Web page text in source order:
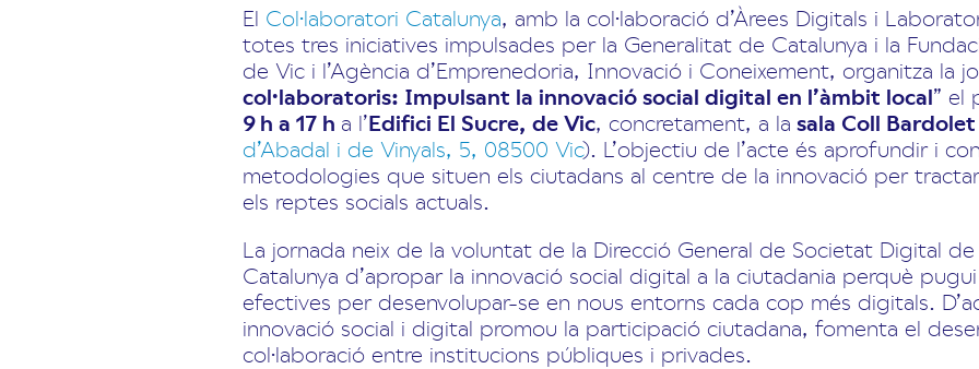
El Col·laboratori Catalunya, amb la col·laboració d’Àrees Digitals i
totes tres iniciatives impulsades per la Generalitat de Catalunya i la
de Vic i l’Agència d’Emprenedoria, Innovació i Coneixement, organitza la
col·laboratoris: Impulsant la innovació social digital en l’àmbit local” el
9 h a 17 h a l’Edifici El Sucre, de Vic, concretament, a la sala Coll Bardolet
d’Abadal i de Vinyals, 5, 08500 Vic). L’objectiu de l’acte és aprofundir i
metodologies que situen els ciutadans al centre de la innovació per
els reptes socials actuals.
La jornada neix de la voluntat de la Direcció General de Societat Digital
Catalunya d’apropar la innovació social digital a la ciutadania perquè
efectives per desenvolupar-se en nous entorns cada cop més digitals.
innovació social i digital promou la participació ciutadana, fomenta el
col·laboració entre institucions públiques i privades.